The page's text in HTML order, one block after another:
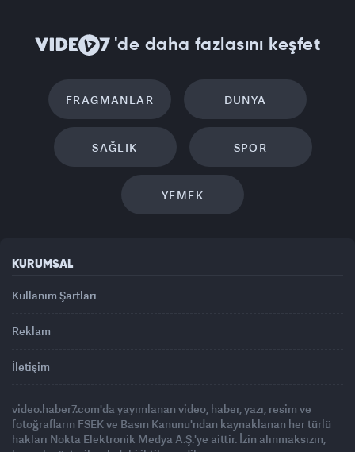
'de daha fazlasını keşfet
FRAGMANLAR DÜNYA
SAĞLIK SPOR
YEMEK
KURUMSAL
Kullanım Şartları
Reklam
İletişim
video.haber7.com'da yayımlanan video, haber, yazı, resim ve
fotoğrafların FSEK ve Basın Kanunu'ndan kaynaklanan her türlü
hakları Nokta Elektronik Medya A.Ş.'ye aittir. İzin alınmaksızın,